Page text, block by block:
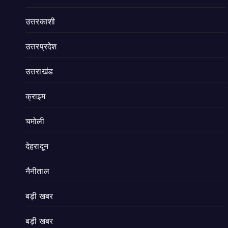
उत्तरकाशी
उत्तरप्रदेश
उत्तराखंड
क्राइम
चमोली
देहरादून
नैनीताल
बड़ी खबर
बड़ी खबर